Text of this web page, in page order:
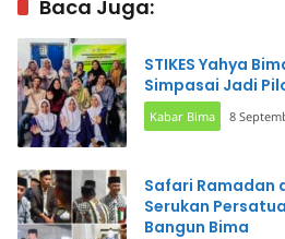
Baca Juga:
STIKES Yahya
Simpasai Jadi
Kabar Bima 8
Safari Ramadan
Serukan
Bangun Bima